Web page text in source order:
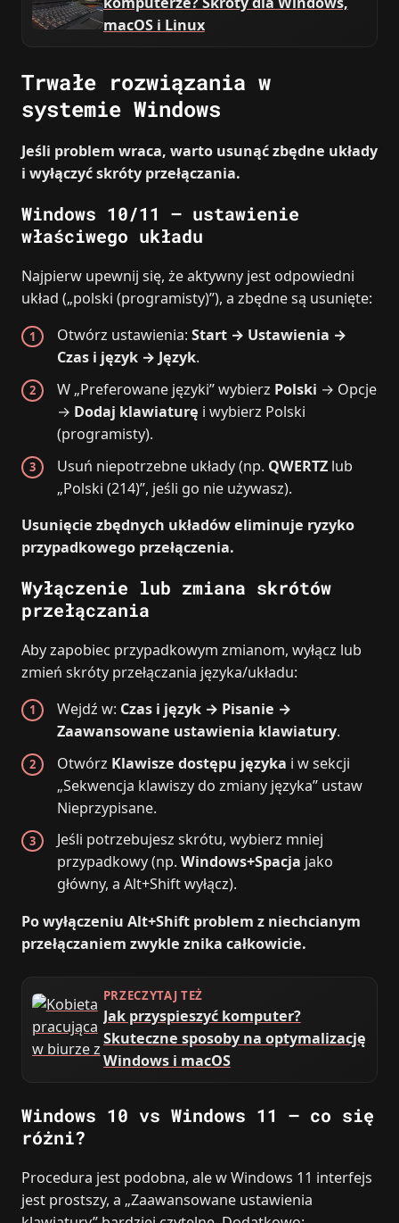
macOS i Linux
Trwałe rozwiązania w
systemie Windows
Jeśli problem wraca, warto usunąć zbędne układy
i wyłączyć skróty przełączania.
Windows 10/11 – ustawienie
właściwego układu
Najpierw upewnij się, że aktywny jest odpowiedni
układ („polski (programisty)”), a zbędne są usunięte:
Otwórz ustawienia:Start → Ustawienia →
Czas i język → Język.
W „Preferowane języki” wybierz Polski → Opcje
→ Dodaj klawiaturę i wybierz Polski
(programisty).
Usuń niepotrzebne układy (np. QWERTZ lub
„Polski (214)”, jeśli go nie używasz).
Usunięcie zbędnych układów eliminuje ryzyko
przypadkowego przełączenia.
Wyłączenie lub zmiana skrótów
przełączania
Aby zapobiec przypadkowym zmianom, wyłącz lub
zmień skróty przełączania języka/układu:
Wejdź w: Czas i język → Pisanie →
Zaawansowane ustawienia klawiatury.
Otwórz Klawisze dostępu języka i w sekcji
„Sekwencja klawiszy do zmiany języka” ustaw
Nieprzypisane.
Jeśli potrzebujesz skrótu, wybierz mniej
przypadkowy (np.Windows+Spacja jako
główny, a Alt+Shift wyłącz).
Po wyłączeniu Alt+Shift problem z niechcianym
przełączaniem zwykle znika całkowicie.
PRZECZYTAJ TEŻ
Jak przyspieszyć komputer?
Skuteczne sposoby na optymalizację
Windows i macOS
Windows 10 vs Windows 11 – co się
różni?
Procedura jest podobna, ale w Windows 11 interfejs
jest prostszy, a „Zaawansowane ustawienia